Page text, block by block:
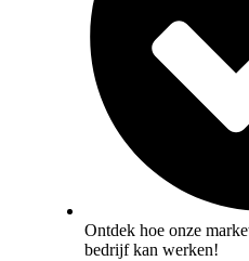
Ontdek hoe onze
bedrijf kan werken!